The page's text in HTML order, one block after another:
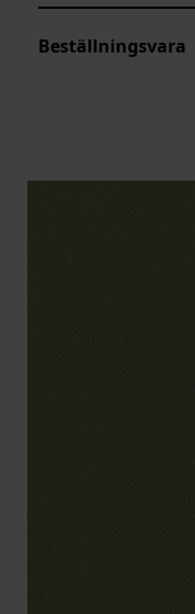
Beställningsvara